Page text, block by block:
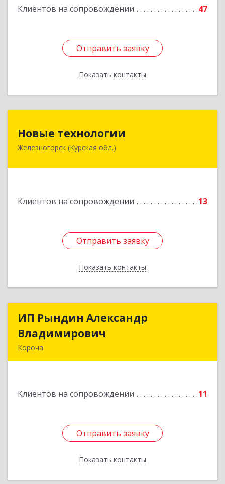
Клиентов на сопровождении 47
Отправить заявку
Показать контакты
Отправить заявку
Назад
Новые технологии
Железногорск (Курская обл.)
Клиентов на сопровождении 13
Отправить заявку
Показать контакты
307170, Курская обл, Железногорский р-н,
Подробнее
Отправить заявку
Назад
ИП Рындин Александр
Владимирович
Короча
Клиентов на сопровождении 11
Отправить заявку
Показать контакты
ИП Рындин Александр
Подробнее
Отправить заявку
Назад